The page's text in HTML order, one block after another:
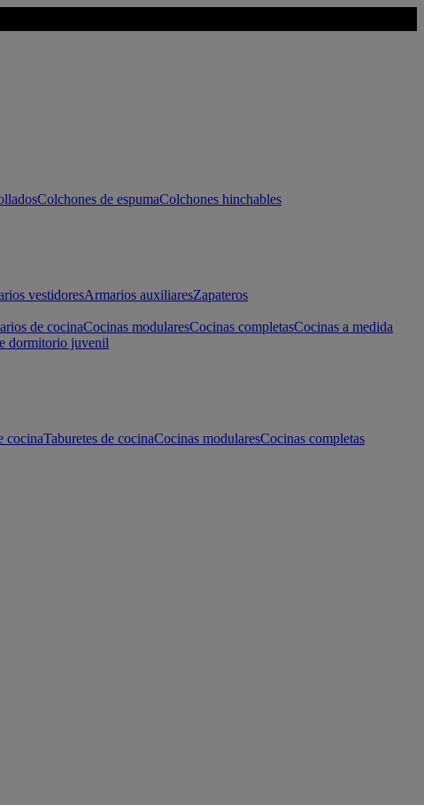
Colchones de espumaColchones hinchables
vestidoresArmarios auxiliaresZapateros
de cocinaCocinas modularesCocinas completasCocinas a medida
dormitorio juvenil
cocinaTaburetes de cocinaCocinas modularesCocinas completas